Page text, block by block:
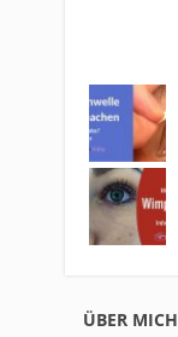
ÜBER MICH